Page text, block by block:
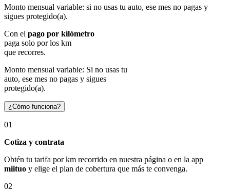
Monto mensual variable: si no usas tu auto, ese mes no pagas y
sigues protegido(a).
Con el pago por kilómetro
paga solo por los km
que recorres.
Monto mensual variable: Si no usas tu
auto, ese mes no pagas y sigues
protegido(a).
¿Cómo funciona?
01
Cotiza y contrata
Obtén tu tarifa por km recorrido en nuestra página o en la app
miituo y elige el plan de cobertura que más te convenga.
02